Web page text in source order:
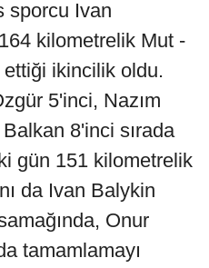
sporcu Ivan
kilometrelik Mut -
ikincilik oldu.
5'inci, Nazım
8'inci sırada
gün 151 kilometrelik
da Ivan Balykin
Onur
tamamlamayı